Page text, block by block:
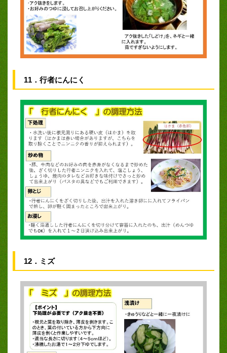
11．行者にんにく
12．ミズ